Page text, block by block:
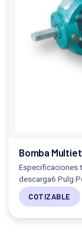
Bomba
Especificaciones
descarga6
COTIZABLE